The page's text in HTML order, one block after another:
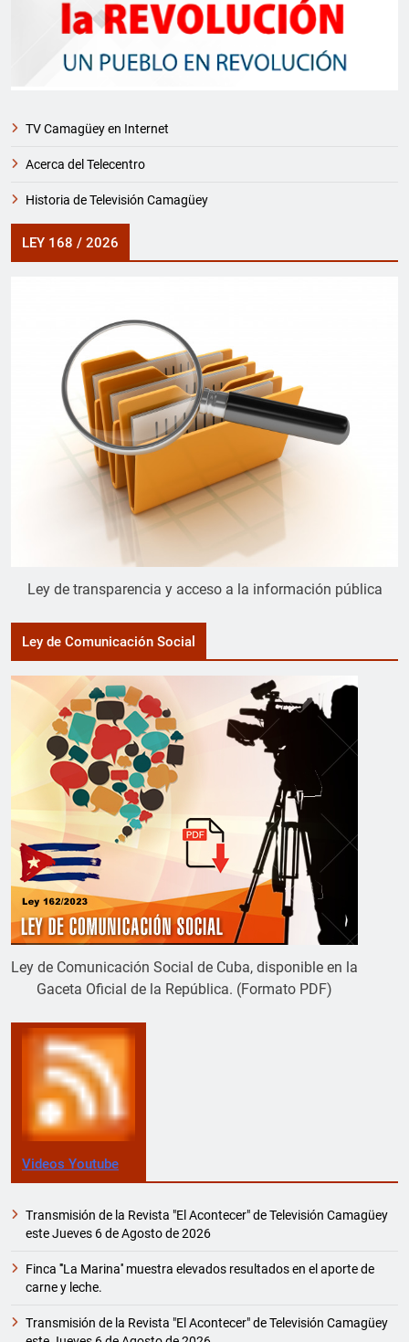
TV Camagüey en Internet
Acerca del Telecentro
Historia de Televisión Camagüey
LEY 168 / 2026
Ley de transparencia y acceso a la información pública
Ley de Comunicación Social
Ley de Comunicación Social de Cuba, disponible en la
Gaceta Oficial de la República. (Formato PDF)
Videos Youtube
Transmisión de la Revista "El Acontecer" de Televisión Camagüey
este Jueves 6 de Agosto de 2026
Finca '''La Marina'' muestra elevados resultados en el aporte de
carne y leche.
Transmisión de la Revista "El Acontecer" de Televisión Camagüey